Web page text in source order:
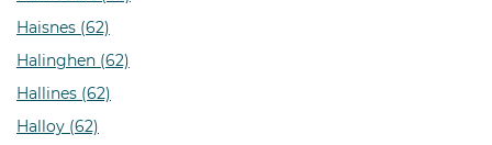
Haisnes (62)
Halinghen (62)
Hallines (62)
Halloy (62)